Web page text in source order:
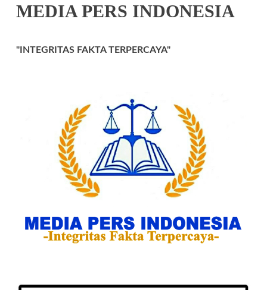
MEDIA PERS INDONESIA
"INTEGRITAS FAKTA TERPERCAYA"